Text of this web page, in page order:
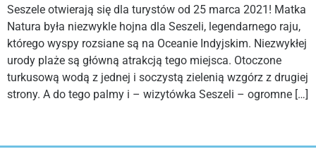
Seszele otwierają się dla turystów od 25 marca 2021! Matka
Natura była niezwykle hojna dla Seszeli, legendarnego raju,
którego wyspy rozsiane są na Oceanie Indyjskim. Niezwykłej
urody plaże są główną atrakcją tego miejsca. Otoczone
turkusową wodą z jednej i soczystą zielenią wzgórz z drugiej
strony. A do tego palmy i – wizytówka Seszeli – ogromne […]